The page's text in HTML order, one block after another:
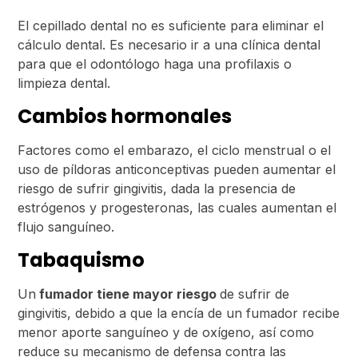
El cepillado dental no es suficiente para eliminar el
cálculo dental. Es necesario ir a una clínica dental
para que el odontólogo haga una profilaxis o
limpieza dental.
Cambios hormonales
Factores como el embarazo, el ciclo menstrual o el
uso de píldoras anticonceptivas pueden aumentar el
riesgo de sufrir gingivitis, dada la presencia de
estrógenos y progesteronas, las cuales aumentan el
flujo sanguíneo.
Tabaquismo
Un fumador tiene mayor riesgode sufrir de
gingivitis, debido a que la encía de un fumador recibe
menor aporte sanguíneo y de oxígeno, así como
reduce su mecanismo de defensa contra las